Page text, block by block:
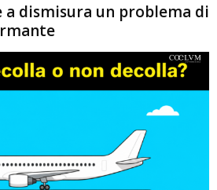
dismisura un problema di